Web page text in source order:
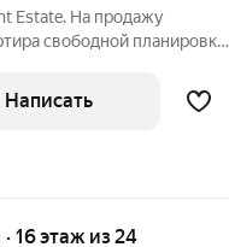
Estate. На продажу
свободной планировки,
Квартира без отделки.
Написать
16 этаж из 24